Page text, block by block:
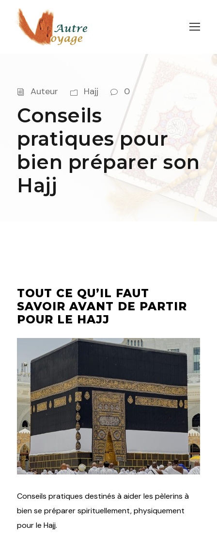
Auteur Hajj 0
Conseils
pratiques pour
bien préparer son
Hajj
TOUT CE QU’IL FAUT
SAVOIR AVANT DE PARTIR
POUR LE HAJJ
Conseils pratiques destinés à aider les pèlerins à
bien se préparer spirituellement, physiquement
pour le Hajj.